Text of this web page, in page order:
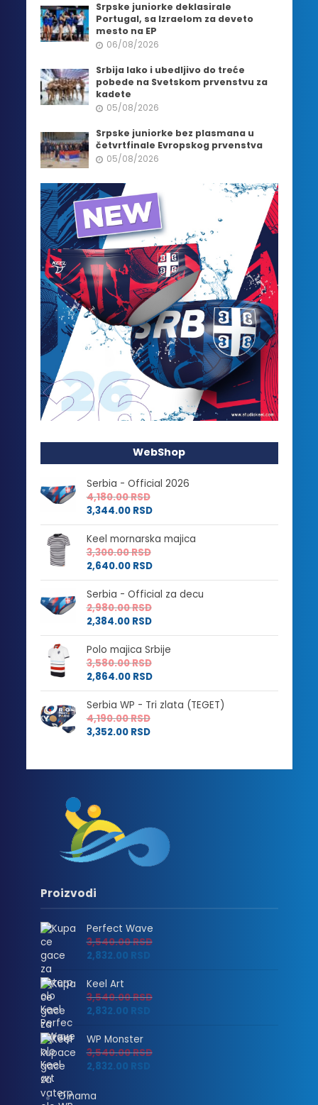
Srpske juniorke deklasirale
Portugal, sa Izraelom za deveto
mesto na EP
06/08/2026
Srbija lako i ubedljivo do treće
pobede na Svetskom prvenstvu za
kadete
05/08/2026
Srpske juniorke bez plasmana u
četvrtfinale Evropskog prvenstva
05/08/2026
WebShop
Serbia - Official 2026
4,180.00RSD
3,344.00 RSD
Keel mornarska majica
3,300.00RSD
2,640.00 RSD
Serbia - Official za decu
2,980.00RSD
2,384.00 RSD
Polo majica Srbije
3,580.00RSD
2,864.00 RSD
Serbia WP - Tri zlata (TEGET)
4,190.00RSD
3,352.00 RSD
Proizvodi
Perfect Wave
3,540.00RSD
2,832.00 RSD
Keel Art
3,540.00RSD
2,832.00 RSD
WP Monster
3,540.00RSD
2,832.00 RSD
O nama